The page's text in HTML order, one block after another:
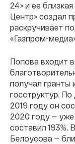
24» и ее
Центр» создал
раскручивает
«Газпром-
Попова входит
получал гранты
госструктур.
2019 году он
2020 году — уже
составил 193%.
Белоусова —